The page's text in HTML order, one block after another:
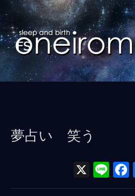
テ
ン
に
夢占い 笑う
X Li
n